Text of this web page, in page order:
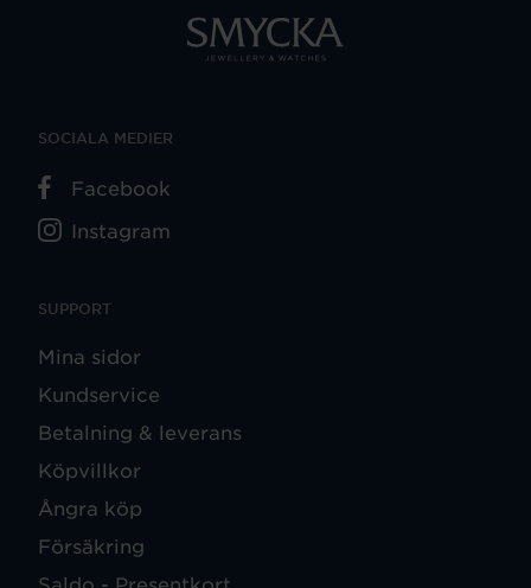
SUPPORT
Mina sidor
Kundservice
Betalning & leverans
Köpvillkor
Ångra köp
Försäkring
SOCIALA MEDIER
Facebook
Instagram